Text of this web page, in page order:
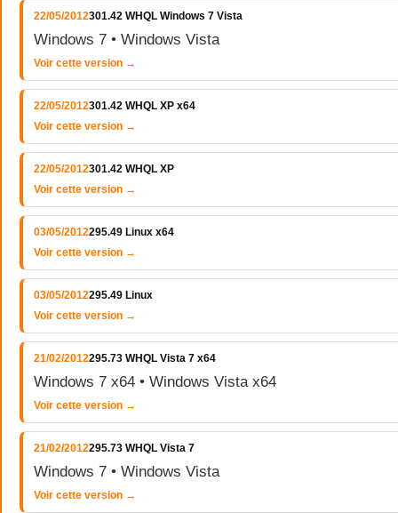
22/05/2012301.42 WHQL Windows 7 Vista
Windows 7 • Windows Vista
Voir cette version →
22/05/2012301.42 WHQL XP x64
Voir cette version →
22/05/2012301.42 WHQL XP
Voir cette version →
03/05/2012295.49 Linux x64
Voir cette version →
03/05/2012295.49 Linux
Voir cette version →
21/02/2012295.73 WHQL Vista 7 x64
Windows 7 x64 • Windows Vista x64
Voir cette version →
21/02/2012295.73 WHQL Vista 7
Windows 7 • Windows Vista
Voir cette version →